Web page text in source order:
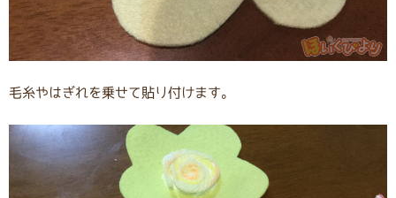
毛糸やはぎれを乗せて貼り付けます。